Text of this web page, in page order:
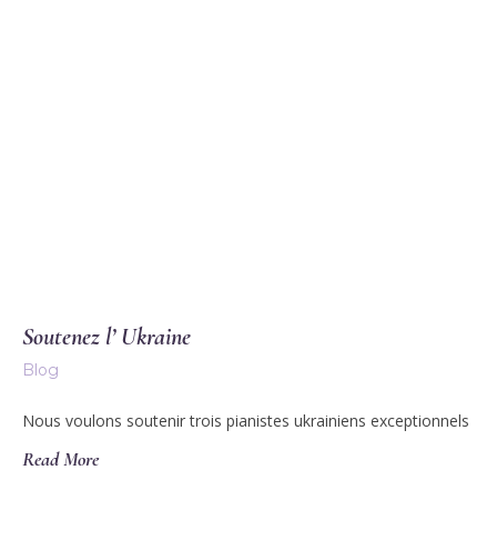
Soutenez l’ Ukraine
Blog
Nous voulons soutenir trois pianistes ukrainiens exceptionnels
Read More